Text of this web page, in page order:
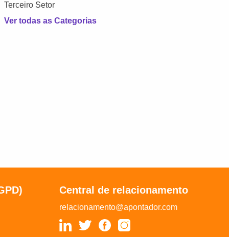
Terceiro Setor
Ver todas as Categorias
Central de relacionamento
relacionamento@apontador.com